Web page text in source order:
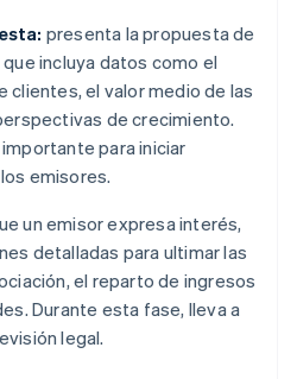
presenta la propuesta de
incluya datos como el
clientes, el valor medio de las
de crecimiento.
para iniciar
emisores.
un emisor expresa interés,
detalladas para ultimar las
el reparto de ingresos
Durante esta fase, lleva a
legal.